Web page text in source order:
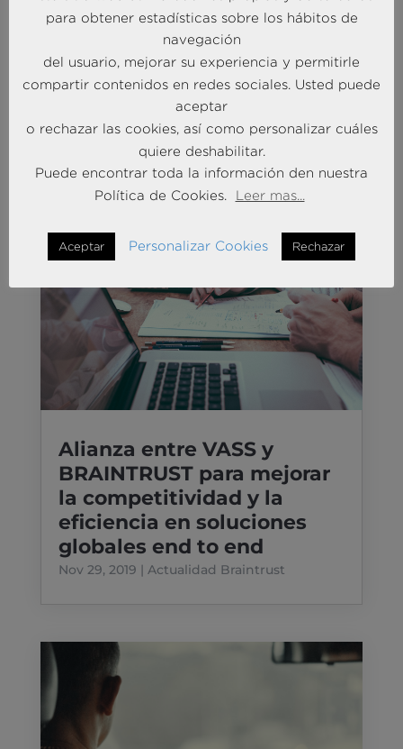
implantes generales,
principales gastos de los
asegurados fuera del
seguro de salud
Dic 18, 2019| Actualidad Braintrust
Alianza entre VASS y
BRAINTRUST para mejorar
la competitividad y la
eficiencia en soluciones
globales end to end
Nov 29, 2019 | Actualidad Braintrust
para obtener estadísticas sobre los hábitos de
navegación
del usuario, mejorar su experiencia y permitirle
compartir contenidos en redes sociales. Usted puede
aceptar
o rechazar las cookies, así como personalizar cuáles
quiere deshabilitar.
Puede encontrar toda la información den nuestra
Política de Cookies.
Leer mas...
Aceptar Personalizar Cookies Rechazar